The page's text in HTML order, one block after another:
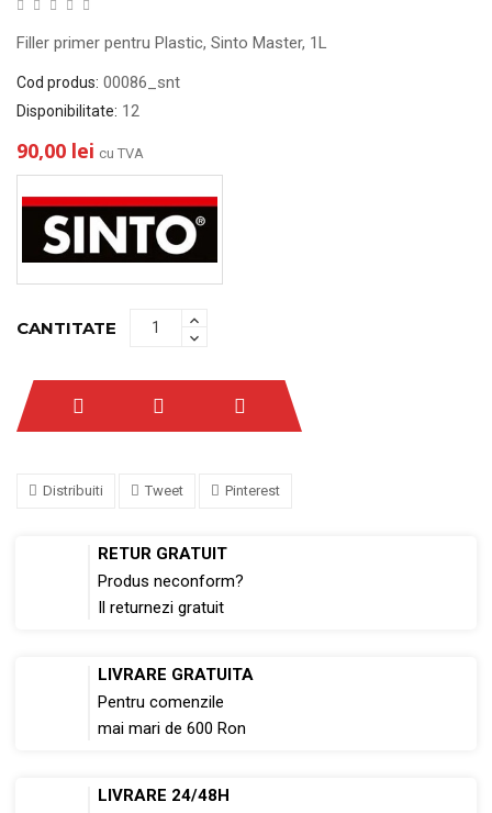
Filler primer pentru Plastic, Sinto Master, 1L
Cod produs: 00086_snt
Disponibilitate: 12
90,00 lei cu TVA
CANTITATE
Distribuiti Tweet Pinterest
RETUR GRATUIT
Produs neconform?
Il returnezi gratuit
LIVRARE GRATUITA
Pentru comenzile
mai mari de 600 Ron
LIVRARE 24/48H